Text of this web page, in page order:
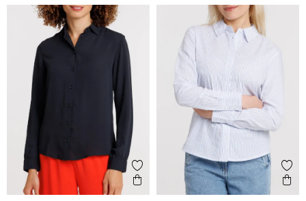
Ajouter aux favoris
Aperçu rapide